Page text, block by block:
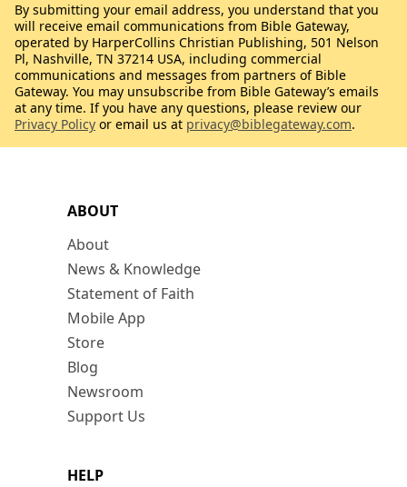
ABOUT
About
News & Knowledge
Statement of Faith
Mobile App
Store
Blog
Newsroom
Support Us
HELP
By submitting your email address, you understand that you
will receive email communications from Bible Gateway,
operated by HarperCollins Christian Publishing, 501 Nelson
Pl, Nashville, TN 37214 USA, including commercial
communications and messages from partners of Bible
Gateway. You may unsubscribe from Bible Gateway’s emails
at any time. If you have any questions, please review our
Privacy Policy or email us at privacy@biblegateway.com.